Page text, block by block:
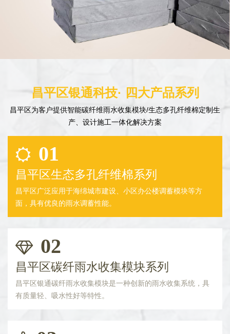
昌平区银通科技· 四大产品系列
昌平区为客户提供智能碳纤维雨水收集模块/生态多孔纤维棉定制生
产、设计施工一体化解决方案
01
昌平区生态多孔纤维棉系列
昌平区广泛应用于海绵城市建设、小区办公楼调蓄模块等方
面，具有优良的雨水调蓄性能。
02
昌平区碳纤雨水收集模块系列
昌平区银通碳纤雨水收集模块是一种创新的雨水收集系统，具
有质量轻、吸水性好等特性。